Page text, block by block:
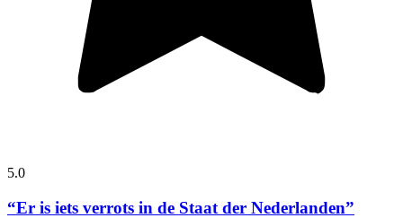
5.0
“Er is iets verrots in de Staat der Nederlanden”